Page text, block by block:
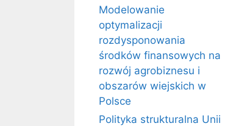
Modelowanie
optymalizacji
rozdysponowania
środków finansowych na
rozwój agrobiznesu i
obszarów wiejskich w
Polsce
Polityka strukturalna Unii